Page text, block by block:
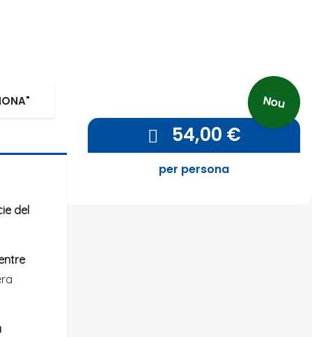
del
54,00 €
per persona
Nou